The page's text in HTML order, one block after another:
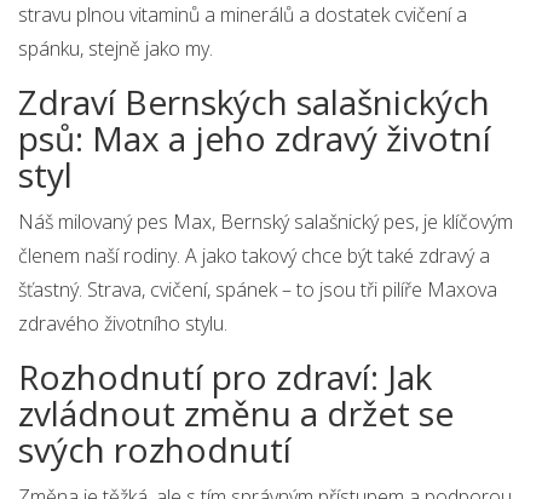
stravu plnou vitaminů a minerálů a dostatek cvičení a
spánku, stejně jako my.
Zdraví Bernských salašnických
psů: Max a jeho zdravý životní
styl
Náš milovaný pes Max, Bernský salašnický pes, je klíčovým
členem naší rodiny. A jako takový chce být také zdravý a
šťastný. Strava, cvičení, spánek – to jsou tři pilíře Maxova
zdravého životního stylu.
Rozhodnutí pro zdraví: Jak
zvládnout změnu a držet se
svých rozhodnutí